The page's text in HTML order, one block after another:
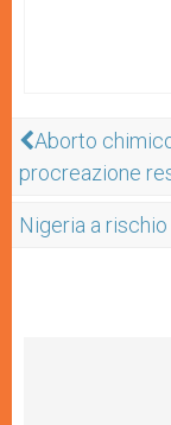
Aborto
procreazione
Nigeria a rischio